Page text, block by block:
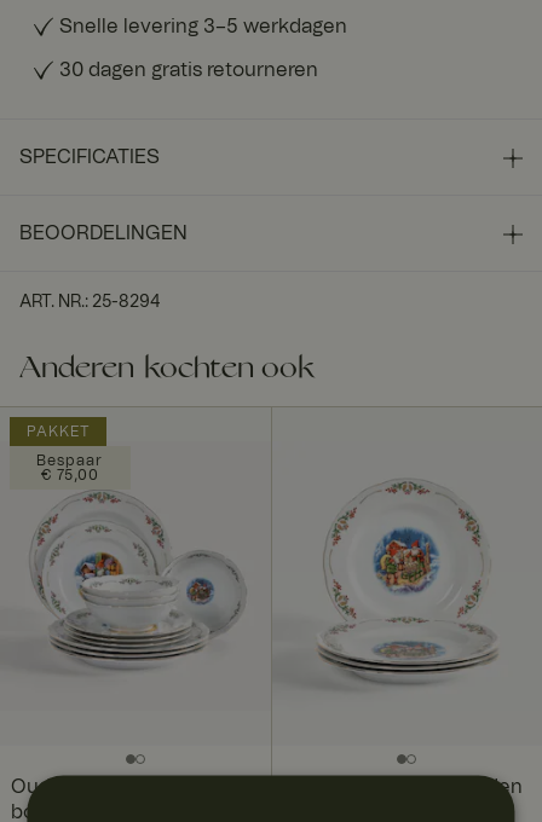
Snelle levering 3–5 werkdagen
30 dagen gratis retourneren
SPECIFICATIES
BEOORDELINGEN
ART. NR.: 25-8294
Anderen kochten ook
PAKKET
Bespaar
€ 75,00
Ouderwetse kerst
bordenset, 12-delig, 4
Ouderwetse kerst borden